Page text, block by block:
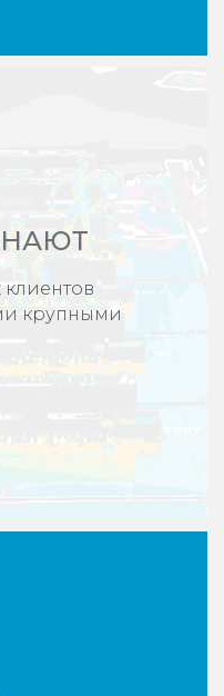
крупными